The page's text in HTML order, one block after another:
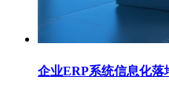
企业ERP系统信息化